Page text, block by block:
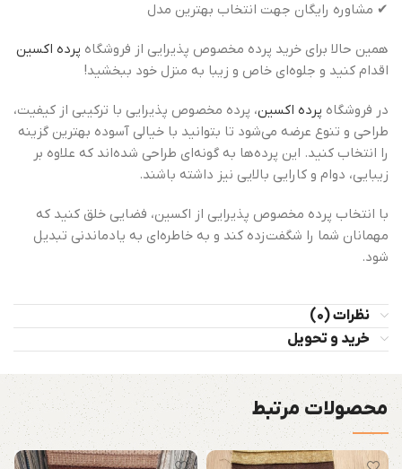
✔ مشاوره رایگان جهت انتخاب بهترین مدل
همین حالا برای خرید پرده مخصوص پذیرایی از فروشگاه پرده اکسین
اقدام کنید و جلوه‌ای خاص و زیبا به منزل خود ببخشید!
در فروشگاه پرده اکسین، پرده مخصوص پذیرایی با ترکیبی از کیفیت،
طراحی و تنوع عرضه می‌شود تا بتوانید با خیالی آسوده بهترین گزینه
را انتخاب کنید. این پرده‌ها به گونه‌ای طراحی شده‌اند که علاوه بر
زیبایی، دوام و کارایی بالایی نیز داشته باشند.
با انتخاب پرده مخصوص پذیرایی از اکسین، فضایی خلق کنید که
مهمانان شما را شگفت‌زده کند و به خاطره‌ای به یادماندنی تبدیل
شود.
نظرات (0)
خرید و تحویل
محصولات مرتبط